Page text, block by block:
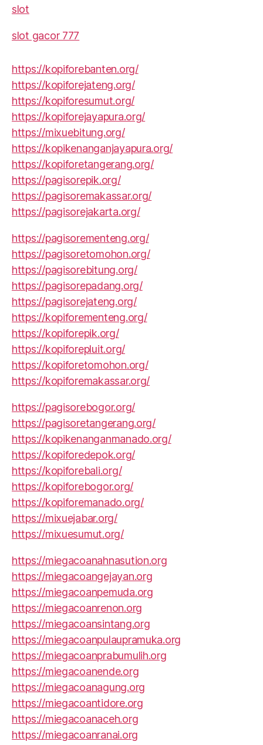
slot
slot gacor 777
https://kopiforebanten.org/
https://kopiforejateng.org/
https://kopiforesumut.org/
https://kopiforejayapura.org/
https://mixuebitung.org/
https://kopikenanganjayapura.org/
https://kopiforetangerang.org/
https://pagisorepik.org/
https://pagisoremakassar.org/
https://pagisorejakarta.org/
https://pagisorementeng.org/
https://pagisoretomohon.org/
https://pagisorebitung.org/
https://pagisorepadang.org/
https://pagisorejateng.org/
https://kopiforementeng.org/
https://kopiforepik.org/
https://kopiforepluit.org/
https://kopiforetomohon.org/
https://kopiforemakassar.org/
https://pagisorebogor.org/
https://pagisoretangerang.org/
https://kopikenanganmanado.org/
https://kopiforedepok.org/
https://kopiforebali.org/
https://kopiforebogor.org/
https://kopiforemanado.org/
https://mixuejabar.org/
https://mixuesumut.org/
https://miegacoanahnasution.org
https://miegacoangejayan.org
https://miegacoanpemuda.org
https://miegacoanrenon.org
https://miegacoansintang.org
https://miegacoanpulaupramuka.org
https://miegacoanprabumulih.org
https://miegacoanende.org
https://miegacoanagung.org
https://miegacoantidore.org
https://miegacoanaceh.org
https://miegacoanranai.org